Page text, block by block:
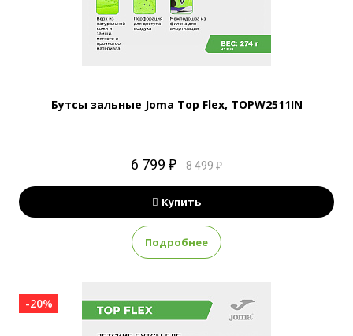
Бутсы зальные Joma Top Flex, TOPW2511IN
6 799 ₽ 8 499 ₽
Купить
Подробнее
-20%